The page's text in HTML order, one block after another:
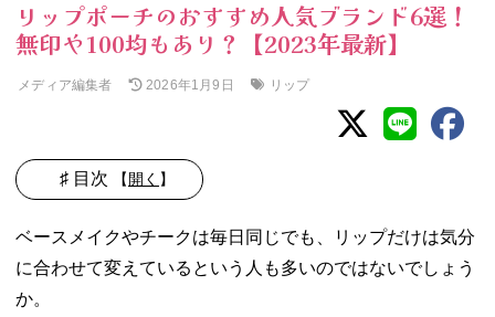
リップポーチのおすすめ人気ブランド6選！
無印や100均もあり？【2023年最新】
メディア編集者 2026年1月9日 リップ
♯ 目次 【開く 】
とは何？
02. リップポーチ
ベースメイクやチークは毎日同じでも、リップだけは気分
に合わせて変えているという人も多いのではないでしょう
か。